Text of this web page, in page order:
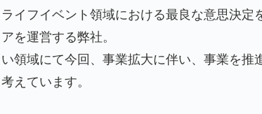
イフイベント領域における最良な意思決定
を運営する弊社。
領域にて今回、事業拡大に伴い、事業を推
えています。